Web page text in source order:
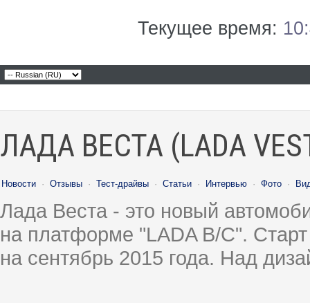
Текущее время:
ЛАДА ВЕСТА (LADA
Новости · Отзывы · Тест-драйвы · Статьи · Интервью · Фото ·
Лада Веста - это новый
на платформе "LADA B/C".
на сентябрь 2015 года. Над